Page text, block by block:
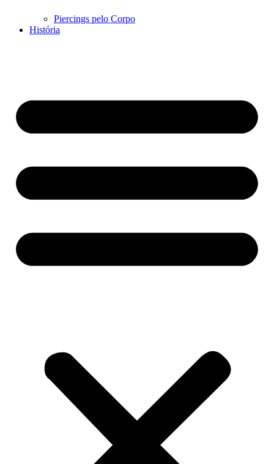
Piercings pelo Corpo
História